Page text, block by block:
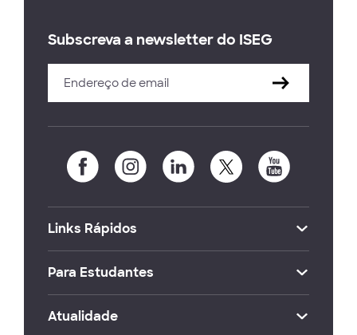
Subscreva a newsletter do ISEG
Links Rápidos
Para Estudantes
Atualidade